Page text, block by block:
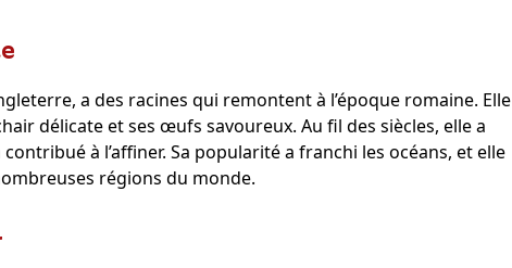
a des racines qui remontent à l’époque romaine. Elle
délicate et ses œufs savoureux. Au fil des siècles, elle a
à l’affiner. Sa popularité a franchi les océans, et elle
régions du monde.